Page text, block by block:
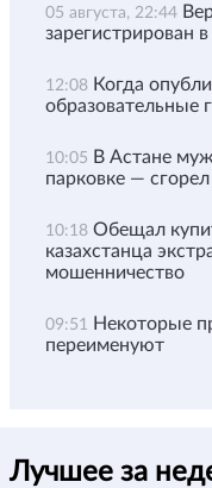
05 августа, 22:44
зарегистрирован
12:08 Когда
образовательные
10:05 В Астане
парковке —
10:18 Обещал
казахстанца
мошенничество
09:51
Некоторые
переименуют
Лучшее за